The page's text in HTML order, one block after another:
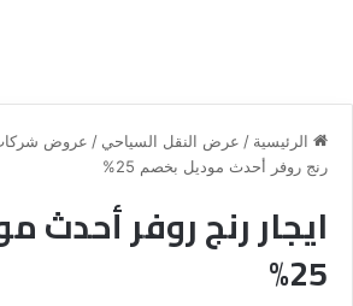
الرئيسية / عرض النقل السياحي / عروض
رنج روفر أحدث موديل بخصم 25%
ايجار رنج روفر أحدث
25%